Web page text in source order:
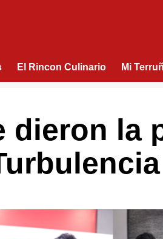
El Rincon Culinario Mi
dieron la